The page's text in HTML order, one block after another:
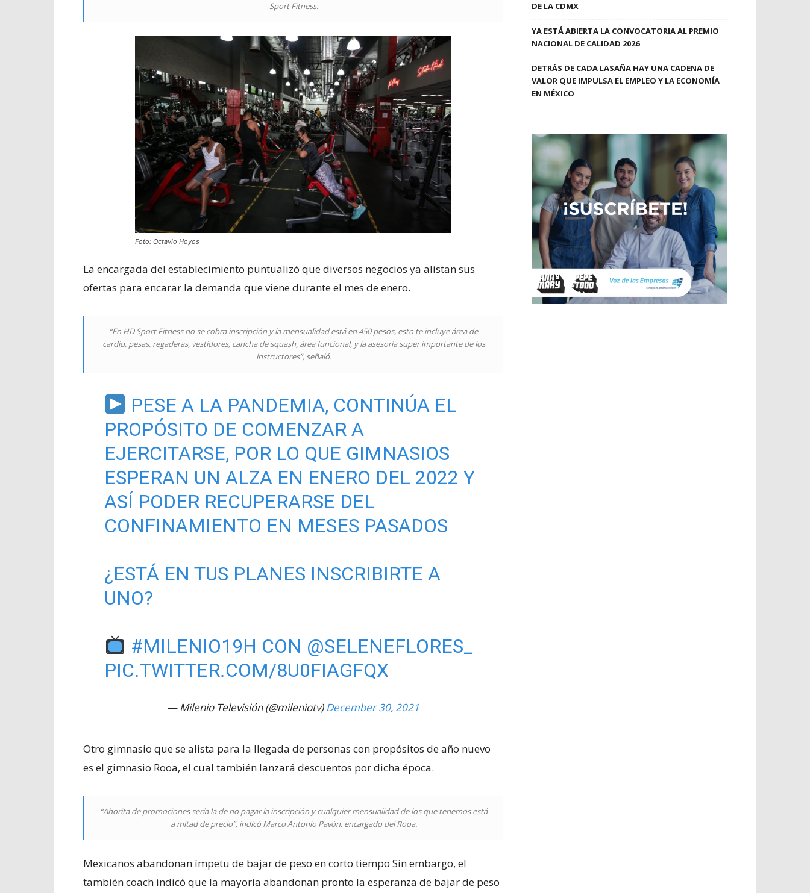
Sport Fitness.
Foto: Octavio Hoyos
La encargada del establecimiento puntualizó que diversos negocios ya alistan sus
ofertas para encarar la demanda que viene durante el mes de enero.
“En HD Sport Fitness no se cobra inscripción y la mensualidad está en 450 pesos, esto te incluye área de
cardio, pesas, regaderas, vestidores, cancha de squash, área funcional, y la asesoría super importante de los
instructores”, señaló.
PESE A LA PANDEMIA, CONTINÚA EL
PROPÓSITO DE COMENZAR A
EJERCITARSE, POR LO QUE GIMNASIOS
ESPERAN UN ALZA EN ENERO DEL 2022 Y
ASÍ PODER RECUPERARSE DEL
CONFINAMIENTO EN MESES PASADOS
¿ESTÁ EN TUS PLANES INSCRIBIRTE A
UNO?
#MILENIO19H CON @SELENEFLORES_
PIC.TWITTER.COM/8U0FIAGFQX
— Milenio Televisión (@mileniotv)December 30, 2021
Otro gimnasio que se alista para la llegada de personas con propósitos de año nuevo
es el gimnasio Rooa, el cual también lanzará descuentos por dicha época.
“Ahorita de promociones sería la de no pagar la inscripción y cualquier mensualidad de los que tenemos está
a mitad de precio”, indicó Marco Antonio Pavón, encargado del Rooa.
​Mexicanos abandonan ímpetu de bajar de peso en corto tiempo Sin embargo, el
también coach indicó que la mayoría abandonan pronto la esperanza de bajar de peso
DE LA CDMX
YA ESTÁ ABIERTA LA CONVOCATORIA AL PREMIO
NACIONAL DE CALIDAD 2026
DETRÁS DE CADA LASAÑA HAY UNA CADENA DE
VALOR QUE IMPULSA EL EMPLEO Y LA ECONOMÍA
EN MÉXICO